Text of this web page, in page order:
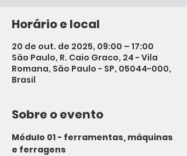
Horário e local
20 de out. de 2025, 09:00 – 17:00
São Paulo, R. Caio Graco, 24 - Vila
Romana, São Paulo - SP, 05044-000,
Brasil
Sobre o evento
Módulo 01 - ferramentas, máquinas
e ferragens